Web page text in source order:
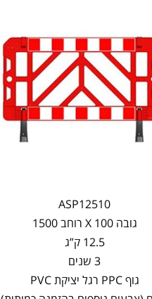
ASP12510
גובה 100 X רוחב 1500
12.5 ק”ג
3 שנים
גוף PPC רגל יציקת PVC